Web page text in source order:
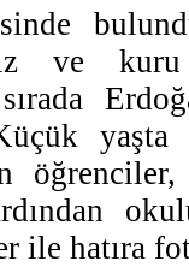
ve
öğrenciler,
ile hatıra